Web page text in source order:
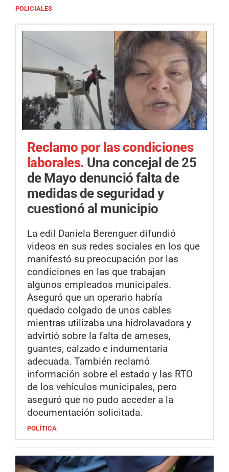
POLICIALES
Reclamo por las condiciones
laborales. Una concejal de 25
de Mayo denunció falta de
medidas de seguridad y
cuestionó al municipio
La edil Daniela Berenguer difundió
videos en sus redes sociales en los que
manifestó su preocupación por las
condiciones en las que trabajan
algunos empleados municipales.
Aseguró que un operario habría
quedado colgado de unos cables
mientras utilizaba una hidrolavadora y
advirtió sobre la falta de arneses,
guantes, calzado e indumentaria
adecuada. También reclamó
información sobre el estado y las RTO
de los vehículos municipales, pero
aseguró que no pudo acceder a la
documentación solicitada.
POLÍTICA